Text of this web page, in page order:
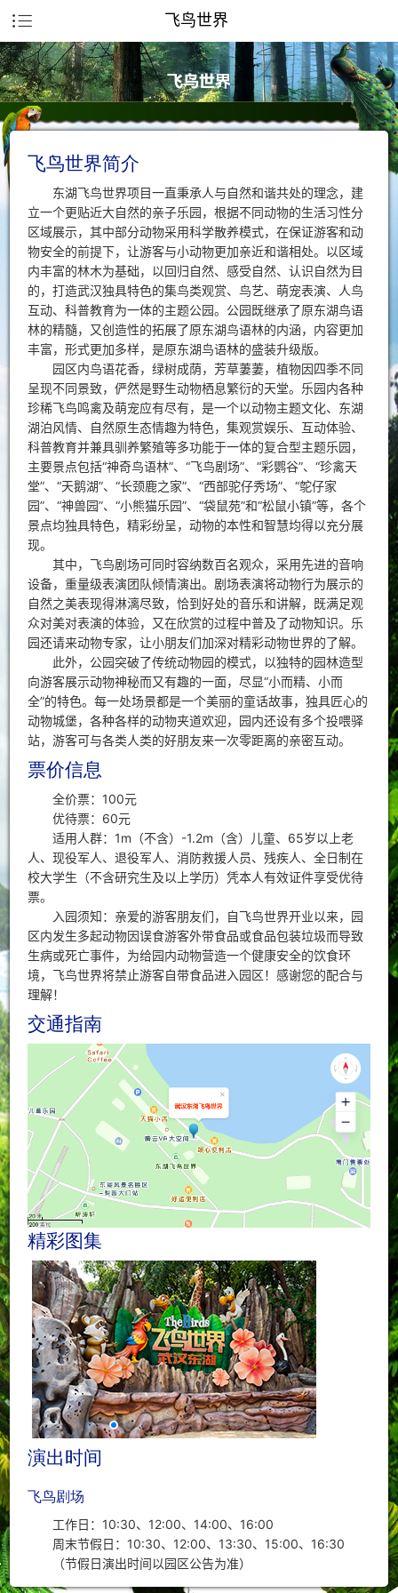
飞鸟世界
飞鸟世界简介
东湖飞鸟世界项目一直秉承人与自然和谐共处的理念，建
立一个更贴近大自然的亲子乐园，根据不同动物的生活习性分
区域展示，其中部分动物采用科学散养模式，在保证游客和动
物安全的前提下，让游客与小动物更加亲近和谐相处。以区域
内丰富的林木为基础，以回归自然、感受自然、认识自然为目
的，打造武汉独具特色的集鸟类观赏、鸟艺、萌宠表演、人鸟
互动、科普教育为一体的主题公园。公园既继承了原东湖鸟语
林的精髓，又创造性的拓展了原东湖鸟语林的内涵，内容更加
丰富，形式更加多样，是原东湖鸟语林的盛装升级版。
园区内鸟语花香，绿树成荫，芳草萋萋，植物因四季不同
呈现不同景致，俨然是野生动物栖息繁衍的天堂。乐园内各种
珍稀飞鸟鸣禽及萌宠应有尽有，是一个以动物主题文化、东湖
湖泊风情、自然原生态情趣为特色，集观赏娱乐、互动体验、
科普教育并兼具驯养繁殖等多功能于一体的复合型主题乐园，
主要景点包括“神奇鸟语林”、“飞鸟剧场”、“彩鹦谷”、“珍禽天
堂”、“天鹅湖”、“长颈鹿之家”、“西部驼仔秀场”、“鸵仔家
园”、“神兽园”、“小熊猫乐园”、“袋鼠苑”和“松鼠小镇”等，各个
景点均独具特色，精彩纷呈，动物的本性和智慧均得以充分展
现。
其中，飞鸟剧场可同时容纳数百名观众，采用先进的音响
设备，重量级表演团队倾情演出。剧场表演将动物行为展示的
自然之美表现得淋漓尽致，恰到好处的音乐和讲解，既满足观
众对美对表演的体验，又在欣赏的过程中普及了动物知识。乐
园还请来动物专家，让小朋友们加深对精彩动物世界的了解。
此外，公园突破了传统动物园的模式，以独特的园林造型
向游客展示动物神秘而又有趣的一面，尽显“小而精、小而
全”的特色。每一处场景都是一个美丽的童话故事，独具匠心的
动物城堡，各种各样的动物夹道欢迎，园内还设有多个投喂驿
站，游客可与各类人类的好朋友来一次零距离的亲密互动。
票价信息
全价票：100元
优待票：60元
适用人群：1m（不含）-1.2m（含）儿童、65岁以上老
人、现役军人、退役军人、消防救援人员、残疾人、全日制在
校大学生（不含研究生及以上学历）凭本人有效证件享受优待
票。
入园须知：亲爱的游客朋友们，自飞鸟世界开业以来，园
区内发生多起动物因误食游客外带食品或食品包装垃圾而导致
生病或死亡事件，为给园内动物营造一个健康安全的饮食环
境，飞鸟世界将禁止游客自带食品进入园区！感谢您的配合与
理解！
交通指南
精彩图集
演出时间
飞鸟剧场
工作日：10:30、12:00、14:00、16:00
周末节假日：10:30、12:00、13:30、15:00、16:30
（节假日演出时间以园区公告为准）